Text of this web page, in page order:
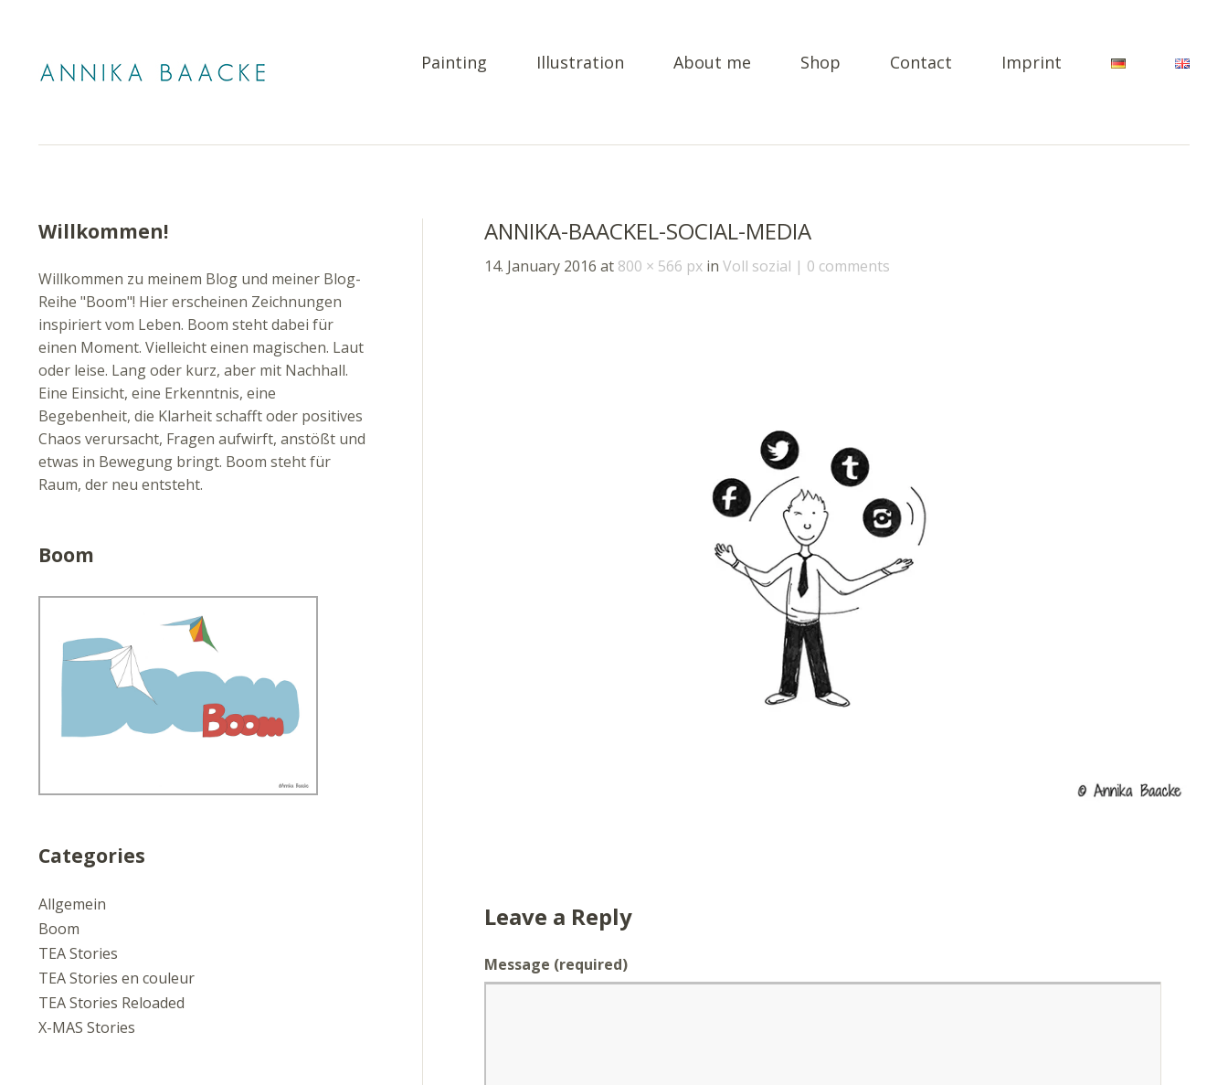
Painting Illustration About me Shop Contact Imprint
ANNIKA-BAACKEL-SOCIAL-MEDIA
14. January 2016 at 800 × 566 pxin Voll sozial 0 comments
Leave a Reply
Message (required)
Willkommen!
Willkommen zu meinem Blog und meiner Blog-
Reihe "Boom"! Hier erscheinen Zeichnungen
inspiriert vom Leben. Boom steht dabei für
einen Moment. Vielleicht einen magischen. Laut
oder leise. Lang oder kurz, aber mit Nachhall.
Eine Einsicht, eine Erkenntnis, eine
Begebenheit, die Klarheit schafft oder positives
Chaos verursacht, Fragen aufwirft, anstößt und
etwas in Bewegung bringt. Boom steht für
Raum, der neu entsteht.
Boom
Categories
Allgemein
Boom
TEA Stories
TEA Stories en couleur
TEA Stories Reloaded
X-MAS Stories